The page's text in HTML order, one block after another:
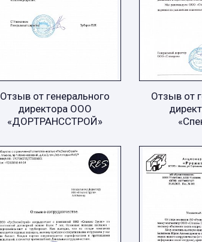
Отзыв от генерального
директора ООО
«ДОРТРАНССТРОЙ»
Отзыв от